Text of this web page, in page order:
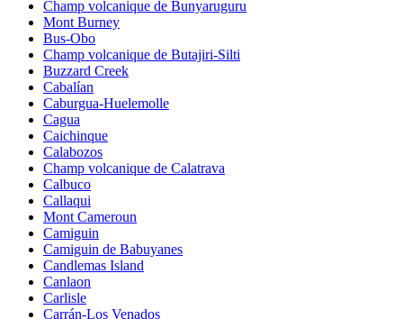
Champ volcanique de Bunyaruguru
Mont Burney
Bus-Obo
Champ volcanique de Butajiri-Silti
Buzzard Creek
Cabalían
Caburgua-Huelemolle
Cagua
Caichinque
Calabozos
Champ volcanique de Calatrava
Calbuco
Callaqui
Mont Cameroun
Camiguin
Camiguin de Babuyanes
Candlemas Island
Canlaon
Carlisle
Carrán-Los Venados